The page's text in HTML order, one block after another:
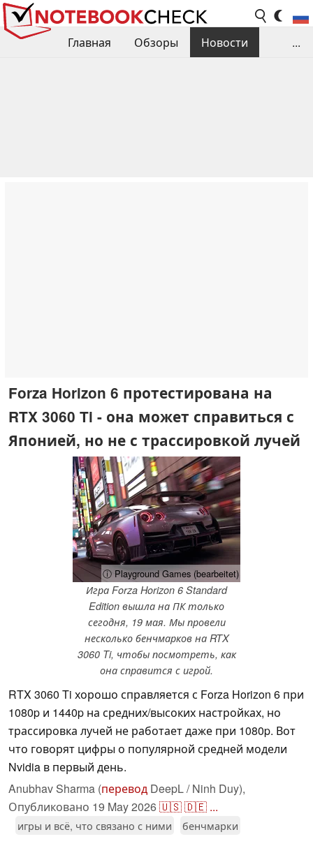
Главная Обзоры
Новости
...
Forza Horizon 6 протестирована на
RTX 3060 Ti - она может справиться с
Японией, но не с трассировкой лучей
ⓘ Playground Games (bearbeitet)
Игра Forza Horizon 6 Standard
Edition вышла на ПК только
сегодня, 19 мая. Мы провели
несколько бенчмарков на RTX
3060 Ti, чтобы посмотреть, как
она справится с игрой.
RTX 3060 Ti хорошо справляется с Forza Horizon 6 при
1080p и 1440p на средних/высоких настройках, но
трассировка лучей не работает даже при 1080p. Вот
что говорят цифры о популярной средней модели
Nvidia в первый день.
Anubhav Sharma (перевод DeepL / Ninh Duy),
Опубликовано 19 May 2026🇺🇸🇩🇪 ...
игры и всё, что связано с ними бенчмарки